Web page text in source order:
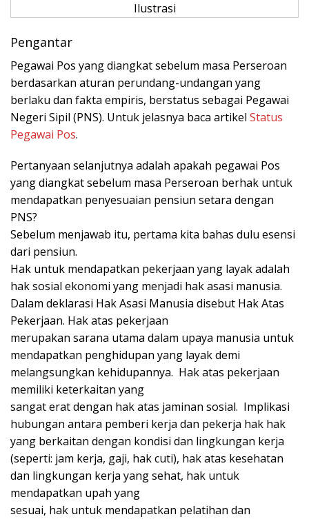
Ilustrasi
Pengantar
Pegawai Pos yang diangkat sebelum masa Perseroan
berdasarkan aturan perundang-undangan yang
berlaku dan fakta empiris, berstatus sebagai Pegawai
Negeri Sipil (PNS). Untuk jelasnya baca artikel Status
Pegawai Pos.
Pertanyaan selanjutnya adalah apakah pegawai Pos
yang diangkat sebelum masa Perseroan berhak untuk
mendapatkan penyesuaian pensiun setara dengan
PNS?
Sebelum menjawab itu, pertama kita bahas dulu esensi
dari pensiun.
Hak untuk mendapatkan pekerjaan yang layak adalah
hak sosial ekonomi yang menjadi hak asasi manusia.
Dalam deklarasi Hak Asasi Manusia disebut Hak Atas
Pekerjaan. Hak atas pekerjaan
merupakan sarana utama dalam upaya manusia untuk
mendapatkan penghidupan yang layak demi
melangsungkan kehidupannya. Hak atas pekerjaan
memiliki keterkaitan yang
sangat erat dengan hak atas jaminan sosial. Implikasi
hubungan antara pemberi kerja dan pekerja hak hak
yang berkaitan dengan kondisi dan lingkungan kerja
(seperti: jam kerja, gaji, hak cuti), hak atas kesehatan
dan lingkungan kerja yang sehat, hak untuk
mendapatkan upah yang
sesuai, hak untuk mendapatkan pelatihan dan